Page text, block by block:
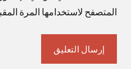
المتصفح لاستخدامها المرة